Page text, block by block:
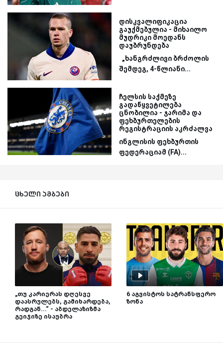
დისკვალიფიკაცია
გაუქმებულია - მიხაილო
მუდრიკი მოედანს
დაუბრუნდება
„ხანგრძლივი ბრძოლის
შემდეგ, 4-წლიანი...
ჩელსის საქმეზე
გადაწყვეტილება
ცნობილია - ჯარიმა და
ფეხბურთელების
რეგისტრაციის აკრძალვა
ინგლისის ფეხბურთის
ფედერაციამ (FA)...
ცხელი ამბები
„თუ კარიერას დღესვე
დაასრულებს, გამიხარდება,
რადგან...“ - აბდელაზიზმა
გეიჯიზე ისაუბრა
6 აგვისტოს სატრანსფერო
ზონა